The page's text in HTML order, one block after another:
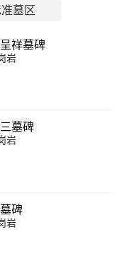
墓区
祥墓碑
岩
墓碑
岩
碑
岩